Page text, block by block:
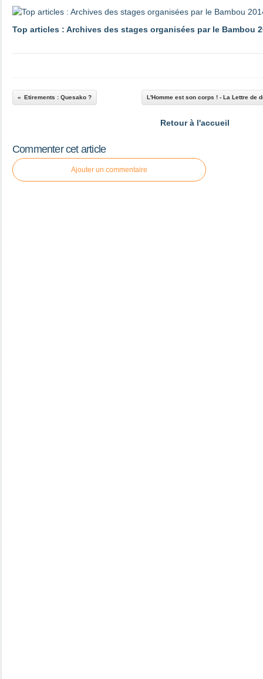
Top articles : Archives des stages organisées par le Bambou
Etirements : Quesako ? L'Homme est son corps ! - La Lettre de
Retour à l'accueil
Commenter cet article
Ajouter un commentaire